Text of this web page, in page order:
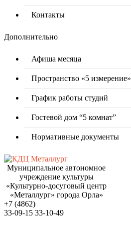
Контакты
Дополнительно
Афиша месяца
Пространство «5 измерение»
График работы студий
Гостевой дом “5 комнат”
Нормативные документы
Муниципальное автономное
учреждение культуры
«Культурно-досуговый центр
«Металлург» города Орла»
+7 (4862)
33-09-15 33-10-49